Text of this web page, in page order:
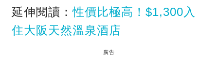
延伸閱讀：性價比極高！$1,300入
住大阪天然溫泉酒店
廣告